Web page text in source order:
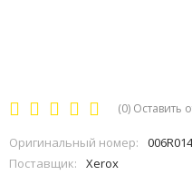
(0) Оставить
Оригинальный номер:
Поставщик:
Xerox